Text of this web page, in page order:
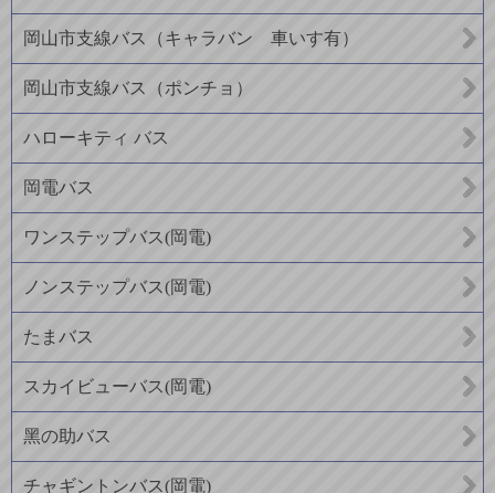
岡山市支線バス（キャラバン 車いす有）
岡山市支線バス（ポンチョ）
ハローキティ バス
岡電バス
ワンステップバス(岡電)
ノンステップバス(岡電)
たまバス
スカイビューバス(岡電)
黑の助バス
チャギントンバス(岡電)